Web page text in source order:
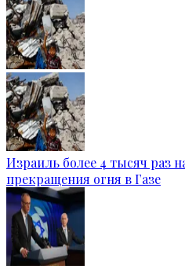
Израиль более 4 тысяч раз
прекращения огня в Газе